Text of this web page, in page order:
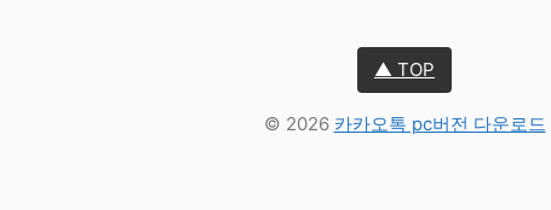
▲ TOP
© 2026 카카오톡 pc버전 다운로드